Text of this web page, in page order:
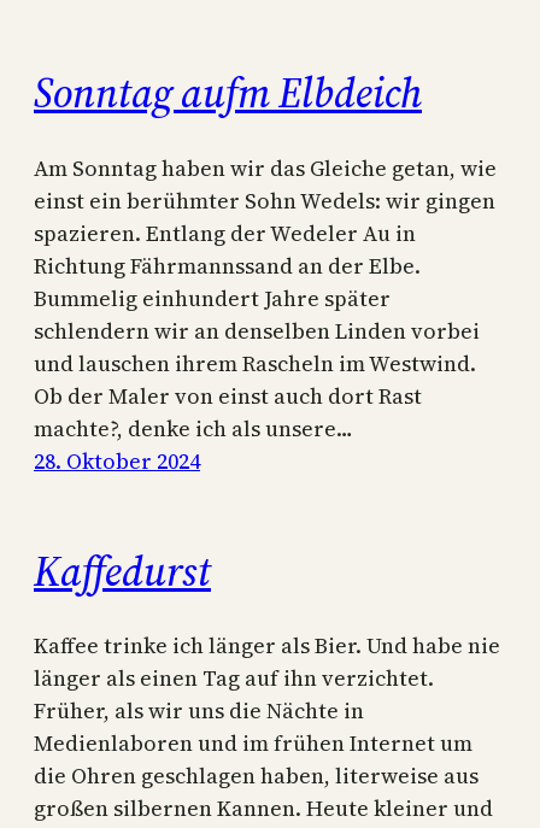
Sonntag aufm Elbdeich
Am Sonntag haben wir das Gleiche getan, wie
einst ein berühmter Sohn Wedels: wir gingen
spazieren. Entlang der Wedeler Au in
Richtung Fährmannssand an der Elbe.
Bummelig einhundert Jahre später
schlendern wir an denselben Linden vorbei
und lauschen ihrem Rascheln im Westwind.
Ob der Maler von einst auch dort Rast
machte?, denke ich als unsere…
28. Oktober 2024
Kaffedurst
Kaffee trinke ich länger als Bier. Und habe nie
länger als einen Tag auf ihn verzichtet.
Früher, als wir uns die Nächte in
Medienlaboren und im frühen Internet um
die Ohren geschlagen haben, literweise aus
großen silbernen Kannen. Heute kleiner und